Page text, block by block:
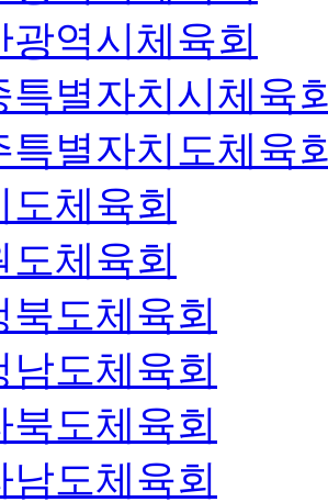
광역시체육회
특별자치시체육
특별자치도체육
도체육회
도체육회
북도체육회
남도체육회
북도체육회
남도체육회